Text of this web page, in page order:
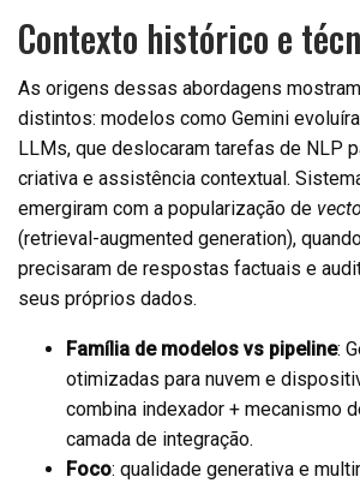
Contexto histórico e
As origens dessas abordagens
distintos: modelos como Gemini
LLMs, que deslocaram tarefas de NLP
criativa e assistência contextual.
emergiram com a popularização de
(retrieval-augmented generation),
precisaram de respostas factuais e
seus próprios dados.
Família de modelos vs pipeline:
otimizadas para nuvem e
combina indexador + mecanismo
camada de integração.
Foco: qualidade generativa e